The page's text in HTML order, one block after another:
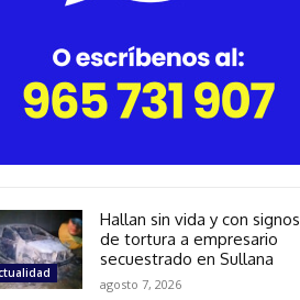
Hallan sin vida y con signos
de tortura a empresario
secuestrado en Sullana
agosto 7, 2026